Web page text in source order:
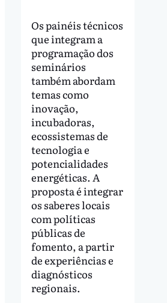
Os painéis técnicos
que integram a
programação dos
seminários
também abordam
temas como
inovação,
incubadoras,
ecossistemas de
tecnologia e
potencialidades
energéticas. A
proposta é integrar
os saberes locais
com políticas
públicas de
fomento, a partir
de experiências e
diagnósticos
regionais.